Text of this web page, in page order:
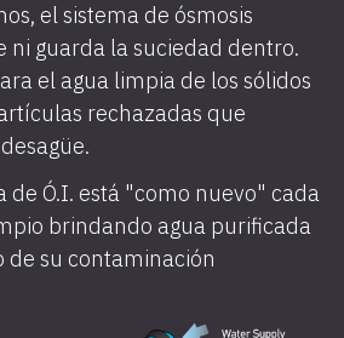
el sistema de ósmosis
ni guarda la suciedad dentro.
el agua limpia de los sólidos
rechazadas que
de Ó.I. está "como nuevo" cada
brindando agua purificada
de su contaminación